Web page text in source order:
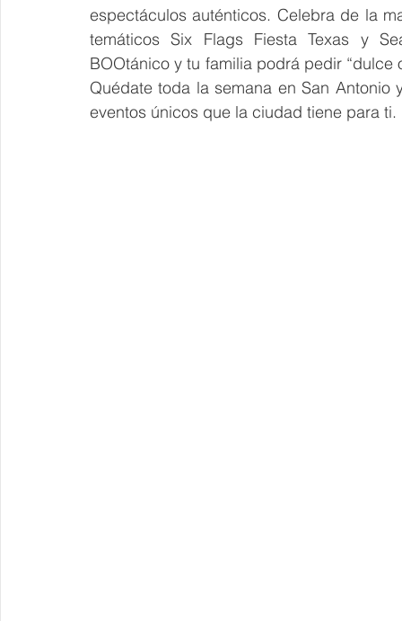
espectáculos auténticos. Celebra de la
temáticos Six Flags Fiesta Texas y
BOOtánico y tu familia podrá pedir
Quédate toda la semana en San
eventos únicos que la ciudad tiene para ti.